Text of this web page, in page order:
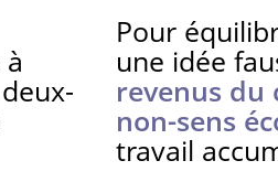
Pour
une idée
revenus
non-sens
travail